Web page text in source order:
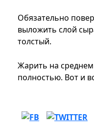
Обязательно
выложить слой
толстый.
Жарить на
полностью. Вот и